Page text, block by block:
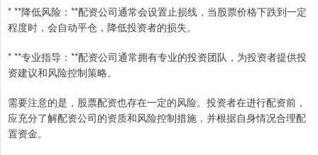
* **降低风险：**配资公司通常会设置止损线，当股票价格下跌到一定
程度时，会自动平仓，降低投资者的损失。
* **专业指导：**配资公司通常拥有专业的投资团队，为投资者提供投
资建议和风险控制策略。
需要注意的是，股票配资也存在一定的风险。投资者在进行配资前，
应充分了解配资公司的资质和风险控制措施，并根据自身情况合理配
置资金。